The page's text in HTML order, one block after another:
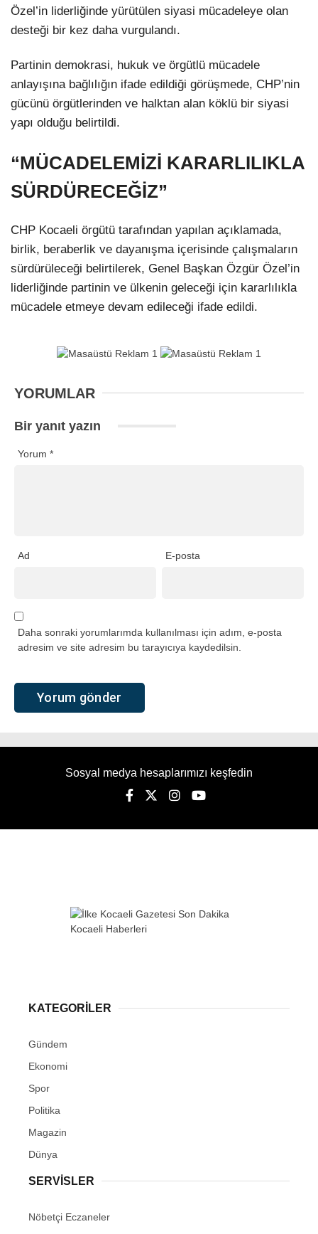
Özel’in liderliğinde yürütülen siyasi mücadeleye olan
desteği bir kez daha vurgulandı.
Partinin demokrasi, hukuk ve örgütlü mücadele
anlayışına bağlılığın ifade edildiği görüşmede, CHP’nin
gücünü örgütlerinden ve halktan alan köklü bir siyasi
yapı olduğu belirtildi.
“MÜCADELEMİZİ KARARLILIKLA
SÜRDÜRECEĞİZ”
CHP Kocaeli örgütü tarafından yapılan açıklamada,
birlik, beraberlik ve dayanışma içerisinde çalışmaların
sürdürüleceği belirtilerek, Genel Başkan Özgür Özel’in
liderliğinde partinin ve ülkenin geleceği için kararlılıkla
mücadele etmeye devam edileceği ifade edildi.
YORUMLAR
Bir yanıt yazın
Yorum *
Ad E-posta
Daha sonraki yorumlarımda kullanılması için adım, e-posta
adresim ve site adresim bu tarayıcıya kaydedilsin.
Sosyal medya hesaplarımızı keşfedin
KATEGORİLER
Gündem
Ekonomi
Spor
Politika
Magazin
Dünya
SERVİSLER
Nöbetçi Eczaneler